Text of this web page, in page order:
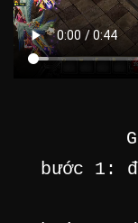
bước 1: